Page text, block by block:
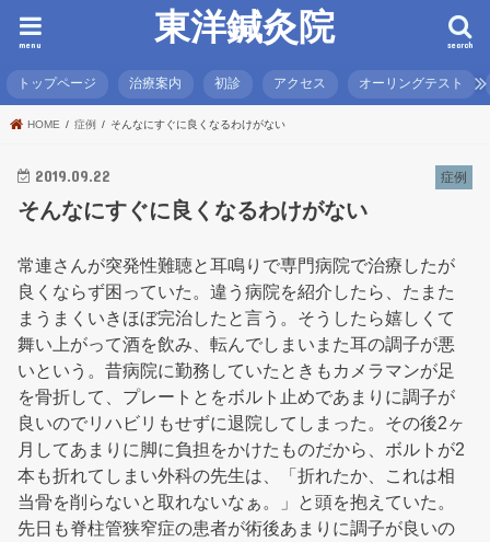
東洋鍼灸院 search
menu
トップページ 治療案内 初診 アクセス オーリングテスト
HOME 症例 そんなにすぐに良くなるわけがない
症例
2019.09.22
そんなにすぐに良くなるわけがない
常連さんが突発性難聴と耳鳴りで専門病院で治療したが
良くならず困っていた。違う病院を紹介したら、たまた
まうまくいきほぼ完治したと言う。そうしたら嬉しくて
舞い上がって酒を飲み、転んでしまいまた耳の調子が悪
いという。昔病院に勤務していたときもカメラマンが足
を骨折して、プレートとをボルト止めであまりに調子が
良いのでリハビリもせずに退院してしまった。その後2ヶ
月してあまりに脚に負担をかけたものだから、ボルトが2
本も折れてしまい外科の先生は、「折れたか、これは相
当骨を削らないと取れないなぁ。」と頭を抱えていた。
先日も脊柱管狭窄症の患者が術後あまりに調子が良いの